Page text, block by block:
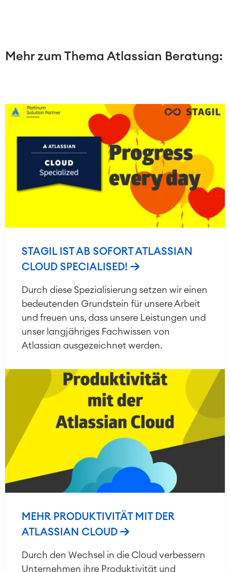
Mehr zum Thema Atlassian Beratung:
STAGIL IST AB SOFORT ATLASSIAN
CLOUD SPECIALISED!
Durch diese Spezialisierung setzen wir einen
bedeutenden Grundstein für unsere Arbeit
und freuen uns, dass unsere Leistungen und
unser langjähriges Fachwissen von
Atlassian ausgezeichnet werden.
MEHR PRODUKTIVITÄT MIT DER
ATLASSIAN CLOUD
Durch den Wechsel in die Cloud verbessern
Unternehmen ihre Produktivität und